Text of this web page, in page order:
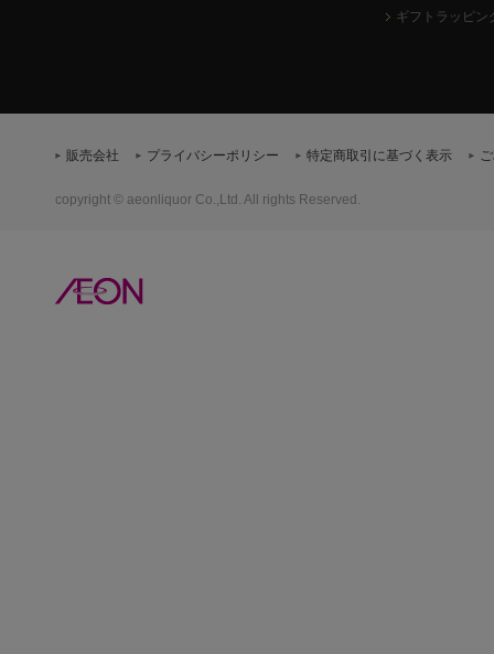
ギフトラッピン
販売会社 プライバシーポリシー 特定商取引に基づく表示
copyright © aeonliquor Co.,Ltd. All rights Reserved.